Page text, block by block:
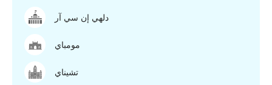
دلهي إن سي آر
مومباي
تشيناي